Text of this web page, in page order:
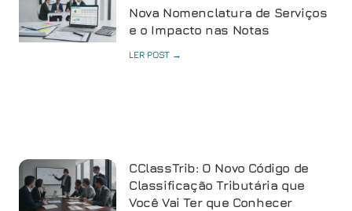
Nova Nomenclatura de Serviços
e o Impacto nas Notas
LER POST →
CClassTrib: O Novo Código de
Classificação Tributária que
Você Vai Ter que Conhecer